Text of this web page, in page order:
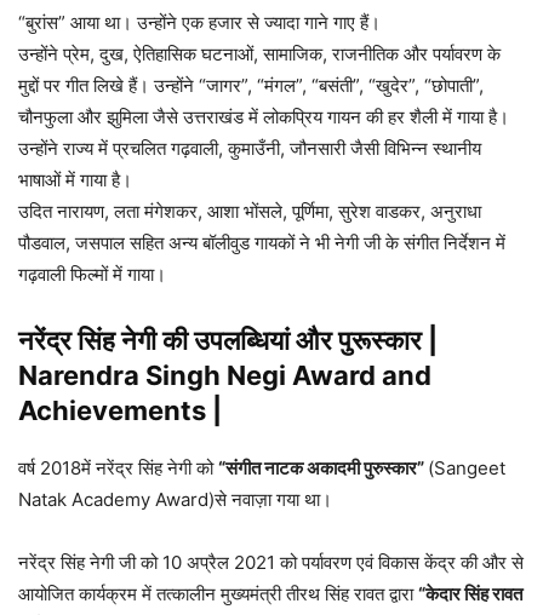
“बुरांस” आया था। उन्होंने एक हजार से ज्यादा गाने गाए हैं।
उन्होंने प्रेम, दुख, ऐतिहासिक घटनाओं, सामाजिक, राजनीतिक और पर्यावरण के
मुद्दों पर गीत लिखे हैं। उन्होंने “जागर”, “मंगल”, “बसंती”, “खुदेर”, “छोपाती”,
चौनफुला और झुमिला जैसे उत्तराखंड में लोकप्रिय गायन की हर शैली में गाया है।
उन्होंने राज्य में प्रचलित गढ़वाली, कुमाउँनी, जौनसारी जैसी विभिन्न स्थानीय
भाषाओं में गाया है।
उदित नारायण, लता मंगेशकर, आशा भोंसले, पूर्णिमा, सुरेश वाडकर, अनुराधा
पौडवाल, जसपाल सहित अन्य बॉलीवुड गायकों ने भी नेगी जी के संगीत निर्देशन में
गढ़वाली फिल्मों में गाया।
नरेंद्र सिंह नेगी की उपलब्धियां और पुरूस्कार |
Narendra Singh Negi Award and
Achievements |
वर्ष 2018में नरेंद्र सिंह नेगी को“संगीत नाटक अकादमी पुरुस्कार” (Sangeet
Natak Academy Award)से नवाज़ा गया था।
नरेंद्र सिंह नेगी जी को 10 अप्रैल 2021 को पर्यावरण एवं विकास केंद्र की और से
आयोजित कार्यक्रम में तत्कालीन मुख्यमंत्री तीरथ सिंह रावत द्वारा“केदार सिंह रावत